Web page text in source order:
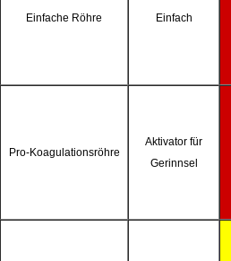
Einfache Röhre Einfach
Pro-Koagulationsröhre
Aktivator für
Gerinnsel